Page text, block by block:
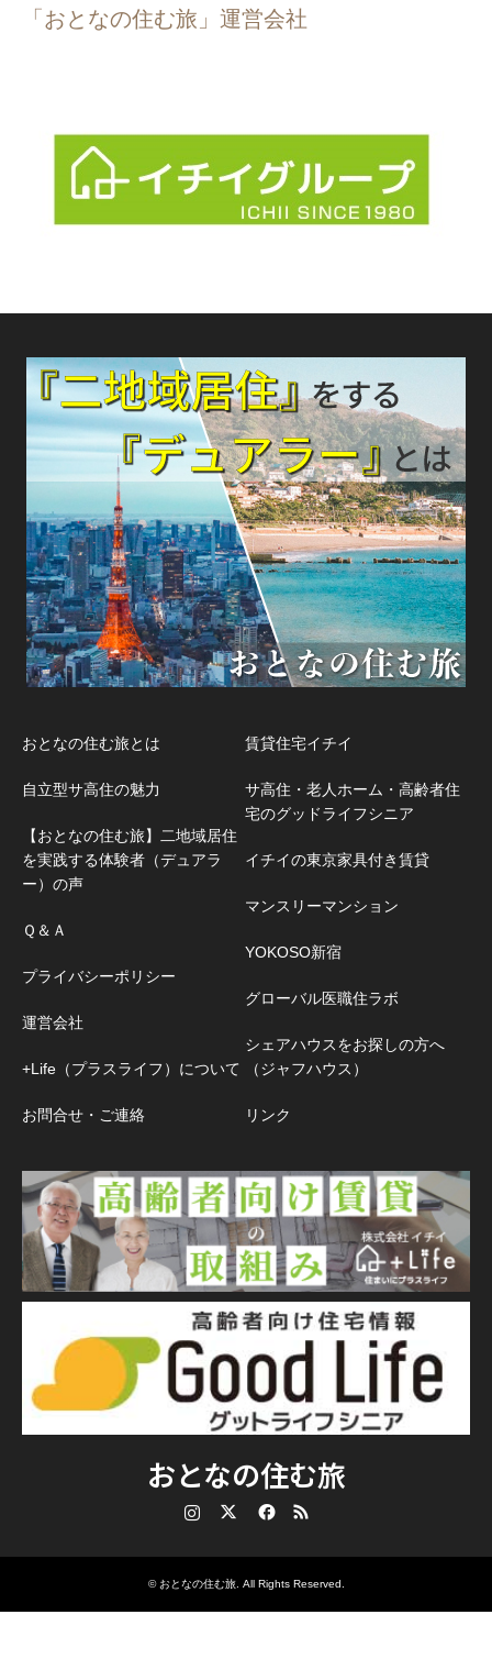
「おとなの住む旅」運営会社
おとなの住む旅とは
自立型サ高住の魅力
【おとなの住む旅】二地域居住
を実践する体験者（デュアラ
ー）の声
Ｑ＆Ａ
プライバシーポリシー
運営会社
+Life（プラスライフ）について
お問合せ・ご連絡
賃貸住宅イチイ
サ高住・老人ホーム・高齢者住
宅のグッドライフシニア
イチイの東京家具付き賃貸
マンスリーマンション
YOKOSO新宿
グローバル医職住ラボ
シェアハウスをお探しの方へ
（ジャフハウス）
リンク
おとなの住む旅
RSS
©おとなの住む旅. All Rights Reserved.